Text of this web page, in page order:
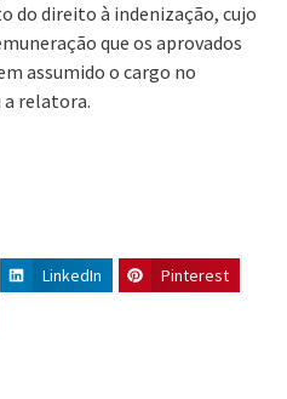
do direito à indenização, cujo
que os aprovados
assumido o cargo no
a relatora.
LinkedIn
Pinterest